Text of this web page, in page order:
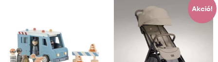
Akció!